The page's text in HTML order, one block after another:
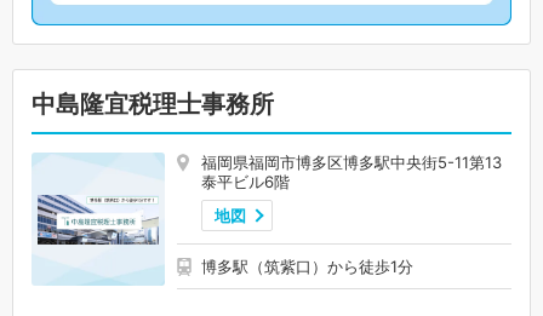
中島隆宜税理士事務所
福岡県福岡市博多区博多駅中央街5-11第13
泰平ビル6階
地図
博多駅（筑紫口）から徒歩1分